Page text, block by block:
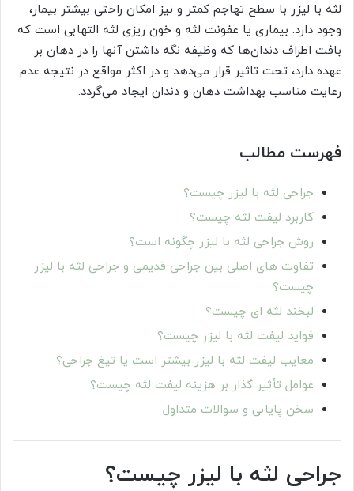
لثه با لیزر با سطح تهاجم کمتر و نیز امکان راحتی بیشتر بیمار،
وجود دارد. بیماری یا عفونت لثه و خون ریزی لثه التهابی است که
بافت اطراف دندان‌ها که وظیفه نگه داشتن آنها را در دهان بر
عهده دارد، تحت تاثیر قرار می‌دهد و در اکثر مواقع در نتیجه عدم
رعایت مناسب بهداشت دهان و دندان ایجاد می‌گردد.
فهرست مطالب
جراحی لثه با لیزر چیست؟
کاربرد لیفت لثه چیست؟
روش جراحی لثه با لیزر چگونه است؟
تفاوت های اصلی بین جراحی قدیمی و جراحی لثه با لیزر
چیست؟
لبخند لثه ای چیست؟
فواید لیفت لثه با لیزر چیست؟
معایب لیفت لثه با لیزر بیشتر است یا تیغ جراحی؟
عوامل تأثیر گذار بر هزینه لیفت لثه چیست؟
سخن پایانی و سوالات متداول
جراحی لثه با لیزر چیست؟